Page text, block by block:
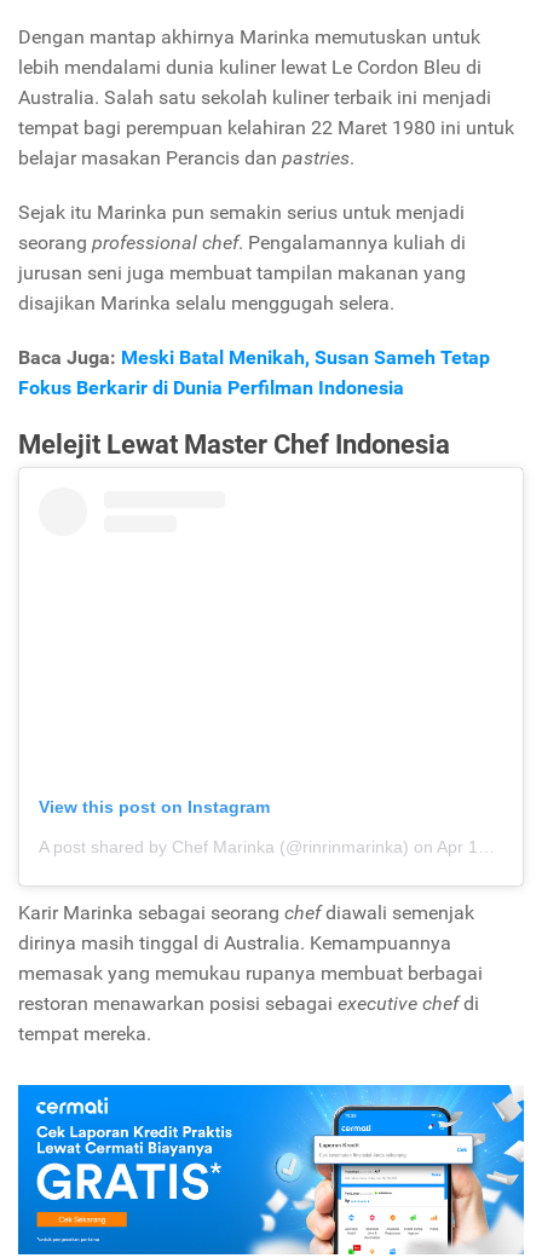
Dengan mantap akhirnya Marinka memutuskan untuk
lebih mendalami dunia kuliner lewat Le Cordon Bleu di
Australia. Salah satu sekolah kuliner terbaik ini menjadi
tempat bagi perempuan kelahiran 22 Maret 1980 ini untuk
belajar masakan Perancis dan pastries.
Sejak itu Marinka pun semakin serius untuk menjadi
seorang professional chef. Pengalamannya kuliah di
jurusan seni juga membuat tampilan makanan yang
disajikan Marinka selalu menggugah selera.
Baca Juga: Meski Batal Menikah, Susan Sameh Tetap
Fokus Berkarir di Dunia Perfilman Indonesia
Melejit Lewat Master Chef Indonesia
View this post on Instagram
A post shared by Chef Marinka (@rinrinmarinka) on Apr 16, 2018 at 10:50pm PDT
Karir Marinka sebagai seorang chefdiawali semenjak
dirinya masih tinggal di Australia. Kemampuannya
memasak yang memukau rupanya membuat berbagai
restoran menawarkan posisi sebagai executive chefdi
tempat mereka.